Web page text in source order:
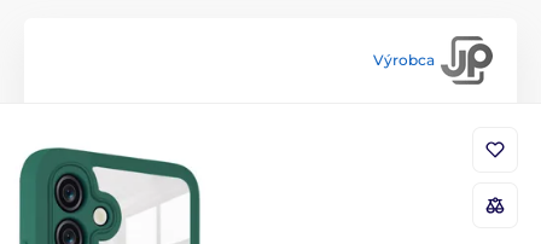
Výrobca